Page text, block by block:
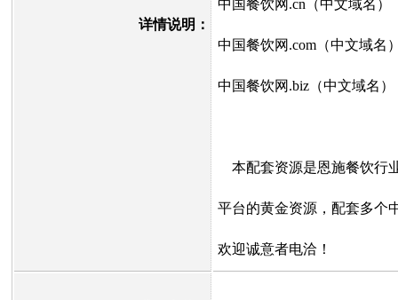
详情说明：
中国餐饮网.cn（中文域名）
中国餐饮网.com（中文域名
中国餐饮网.biz（中文域名）
本配套资源是恩施餐饮行
平台的黄金资源，配套多个
欢迎诚意者电洽！